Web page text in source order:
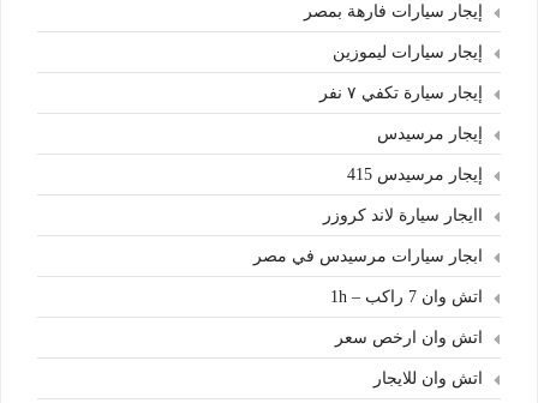
إيجار سيارات فارهة بمصر
إيجار سيارات ليموزين
إيجار سيارة تكفي ٧ نفر
إيجار مرسيدس
إيجار مرسيدس 415
اايجار سيارة لاند كروزر
ابجار سيارات مرسيدس في مصر
اتش وان 7 راكب – 1h
اتش وان ارخص سعر
اتش وان للايجار